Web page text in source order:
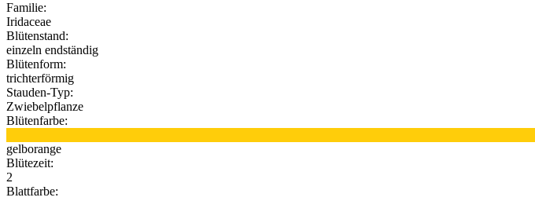
Familie:
Iridaceae
Blütenstand:
einzeln endständig
Blütenform:
trichterförmig
Stauden-Typ:
Zwiebelpflanze
Blütenfarbe:
gelborange
Blütezeit:
2
Blattfarbe: